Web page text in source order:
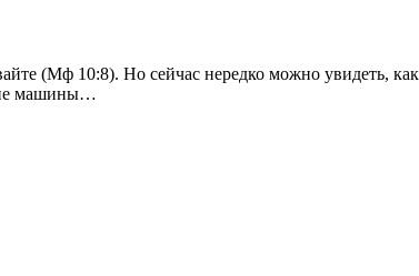
(Мф 10:8). Но сейчас нередко можно увидеть,
машины…